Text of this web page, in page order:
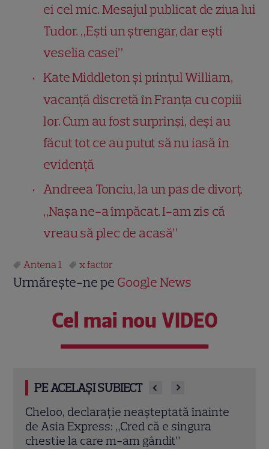
ei cel mic. Mesajul publicat de ziua lui
Tudor. „Ești un ștrengar, dar ești
veselia casei”
Kate Middleton și prințul William,
vacanță discretă în Franța cu copiii
lor. Cum au fost surprinși, deși au
făcut tot ce au putut să nu iasă în
evidență
Andreea Tonciu, la un pas de divorț.
„Nașa ne-a împăcat. I-am zis că
vreau să plec de acasă”
Antena 1 x factor
Urmărește-ne pe Google News
Cel mai nou VIDEO
PE ACELAȘI SUBIECT
Echipa roșie a câștigat la Poftiți pe la noi!
Ce provocări le pregătește Nea Mărin
concurenților diseară